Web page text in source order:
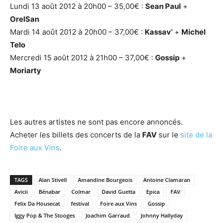
Lundi 13 août 2012 à 20h00 – 35,00€ : Sean Paul +
OrelSan
Mardi 14 août 2012 à 20h00 – 37,00€ : Kassav’ + Michel
Telo
Mercredi 15 août 2012 à 21h00 – 37,00€ : Gossip +
Moriarty
Les autres artistes ne sont pas encore annoncés.
Acheter les billets des concerts de la FAV sur le site de la
Foire aux Vins.
TAGS Alan Stivell Amandine Bourgeois
Antoine Clamaran
Avicii
Bénabar Colmar David Guetta Epica
FAV
Felix Da Housecat
festival Foire aux Vins
Gossip
Iggy Pop & The Stooges
Joachim Garraud
Johnny Hallyday